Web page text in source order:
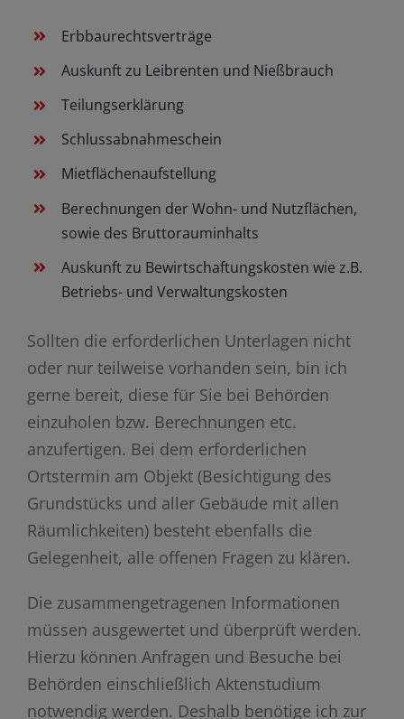
Erbbaurechtsverträge
Auskunft zu Leibrenten und Nießbrauch
Teilungserklärung
Schlussabnahmeschein
Mietflächenaufstellung
Berechnungen der Wohn- und Nutzflächen,
sowie des Bruttorauminhalts
Auskunft zu Bewirtschaftungskosten wie z.B.
Betriebs- und Verwaltungskosten
Sollten die erforderlichen Unterlagen nicht
oder nur teilweise vorhanden sein, bin ich
gerne bereit, diese für Sie bei Behörden
einzuholen bzw. Berechnungen etc.
anzufertigen. Bei dem erforderlichen
Ortstermin am Objekt (Besichtigung des
Grundstücks und aller Gebäude mit allen
Räumlichkeiten) besteht ebenfalls die
Gelegenheit, alle offenen Fragen zu klären.
Die zusammengetragenen Informationen
müssen ausgewertet und überprüft werden.
Hierzu können Anfragen und Besuche bei
Behörden einschließlich Aktenstudium
notwendig werden. Deshalb benötige ich zur